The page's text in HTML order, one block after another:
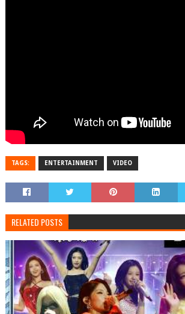
TAGS: ENTERTAINMENT VIDEO
RELATED POSTS